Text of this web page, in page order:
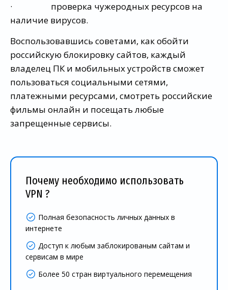
· проверка чужеродных ресурсов на
наличие вирусов.
Воспользовавшись советами, как обойти
российскую блокировку сайтов, каждый
владелец ПК и мобильных устройств сможет
пользоваться социальными сетями,
платежными ресурсами, смотреть российские
фильмы онлайн и посещать любые
запрещенные сервисы.
Почему необходимо использовать
VPN ?
Полная безопасность личных данных в
интернете
Доступ к любым заблокированым сайтам и
сервисам в мире
Более 50 стран виртуального перемещения